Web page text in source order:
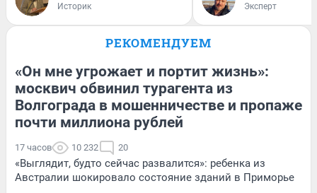
Историк Эксперт
РЕКОМЕНДУЕМ
«Он мне угрожает и портит жизнь»:
москвич обвинил турагента из
Волгограда в мошенничестве и пропаже
почти миллиона рублей
17 часов 10 232 20
«Выглядит, будто сейчас развалится»: ребенка из
Австралии шокировало состояние зданий в Приморье